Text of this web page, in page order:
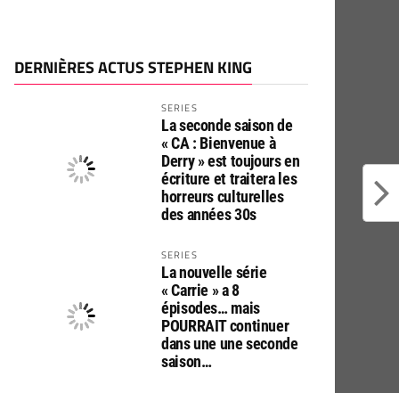
DERNIÈRES ACTUS STEPHEN KING
SERIES
La seconde saison de
« CA : Bienvenue à
Derry » est toujours en
écriture et traitera les
horreurs culturelles
des années 30s
SERIES
La nouvelle série
« Carrie » a 8
épisodes… mais
POURRAIT continuer
dans une une seconde
saison…